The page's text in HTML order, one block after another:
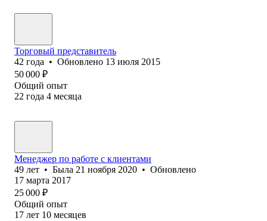
Торговый представитель
42 года • Обновлено 13 июля 2015
50 000 ₽
Общий опыт
22 года 4 месяца
Менеджер по работе с клиентами
49 лет • Была 21 ноября 2020 • Обновлено
17 марта 2017
25 000 ₽
Общий опыт
17 лет 10 месяцев